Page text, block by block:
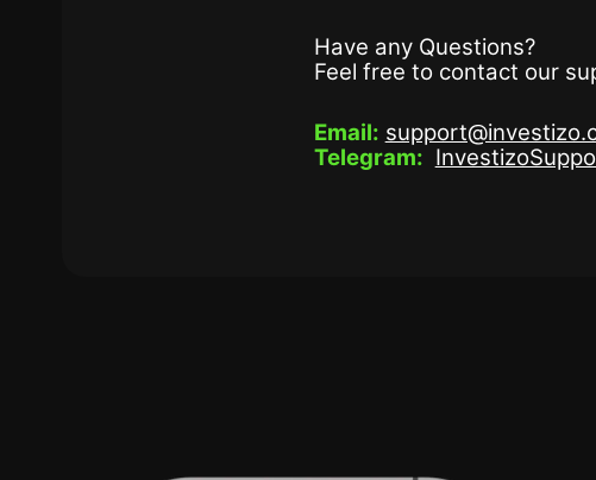
Have any Questions?
Feel free to contact our
Email:
Telegram: